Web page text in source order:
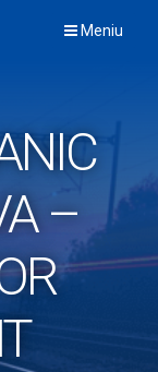
Meniu
–